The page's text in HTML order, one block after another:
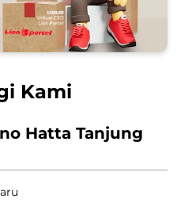
Kami
Hatta Tanjung